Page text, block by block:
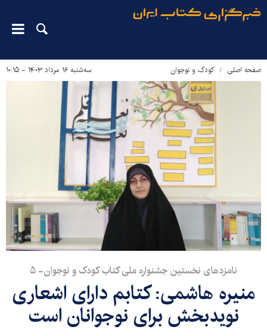
صفحه اصلی کودک و نوجوان سه‌شنبه ۱۶ مرداد ۱۴۰۳ - ۱۰:۱۵
نامزدهای نخستین جشنواره ملی کتاب کودک و نوجوان- ۵
منیره هاشمی: کتابم دارای اشعاری
نویدبخش برای نوجوانان است